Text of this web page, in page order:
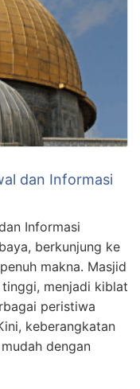
dan Informasi
Informasi
berkunjung ke
makna. Masjid
menjadi kiblat
peristiwa
keberangkatan
dengan